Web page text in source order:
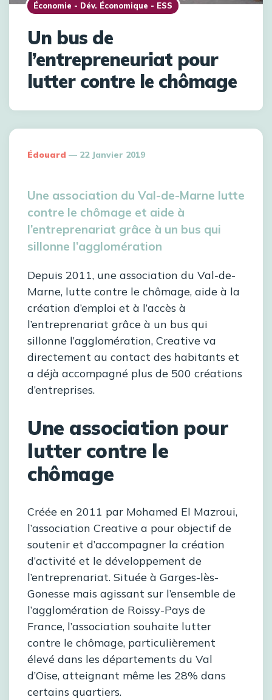
Économie - Dév. Économique - ESS
Un bus de
l’entrepreneuriat pour
lutter contre le chômage
Édouard 22 Janvier 2019
Une association du Val-de-Marne lutte
contre le chômage et aide à
l’entreprenariat grâce à un bus qui
sillonne l’agglomération
Depuis 2011, une association du Val-de-
Marne, lutte contre le chômage, aide à la
création d’emploi et à l’accès à
l’entreprenariat grâce à un bus qui
sillonne l’agglomération, Creative va
directement au contact des habitants et
a déjà accompagné plus de 500 créations
d’entreprises.
Une association pour
lutter contre le
chômage
Créée en 2011 par Mohamed El Mazroui,
l’association Creative a pour objectif de
soutenir et d’accompagner la création
d’activité et le développement de
l’entreprenariat. Située à Garges-lès-
Gonesse mais agissant sur l’ensemble de
l’agglomération de Roissy-Pays de
France, l’association souhaite lutter
contre le chômage, particulièrement
élevé dans les départements du Val
d’Oise, atteignant même les 28% dans
certains quartiers.